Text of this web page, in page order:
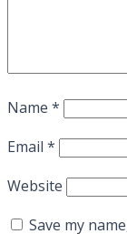
Name *
Email *
Website
Save my